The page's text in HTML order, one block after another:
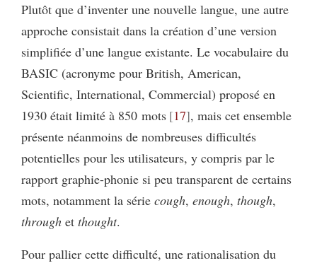
Plutôt que d’inventer une nouvelle langue, une autre
approche consistait dans la création d’une version
simplifiée d’une langue existante. Le vocabulaire du
BASIC (acronyme pour British, American,
Scientific, International, Commercial) proposé en
1930 était limité à 850 mots 17 , mais cet ensemble
présente néanmoins de nombreuses difficultés
potentielles pour les utilisateurs, y compris par le
rapport graphie-phonie si peu transparent de certains
mots, notamment la série cough, enough, though,
through et thought.
Pour pallier cette difficulté, une rationalisation du